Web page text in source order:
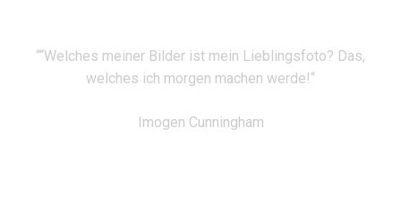
““Welches meiner Bilder ist mein Lieblingsfoto? Das,
welches ich morgen machen werde!“
Imogen Cunningham